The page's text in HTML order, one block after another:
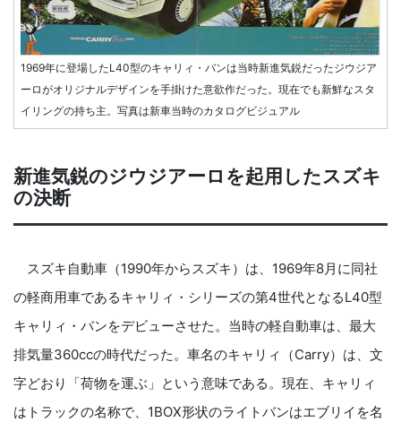
1969年に登場したL40型のキャリィ・バンは当時新進気鋭だったジウジア
ーロがオリジナルデザインを手掛けた意欲作だった。現在でも新鮮なスタ
イリングの持ち主。写真は新車当時のカタログビジュアル
新進気鋭のジウジアーロを起用したスズキ
の決断
スズキ自動車（1990年からスズキ）は、1969年8月に同社
の軽商用車であるキャリィ・シリーズの第4世代となるL40型
キャリィ・バンをデビューさせた。当時の軽自動車は、最大
排気量360ccの時代だった。車名のキャリィ（Carry）は、文
字どおり「荷物を運ぶ」という意味である。現在、キャリィ
はトラックの名称で、1BOX形状のライトバンはエブリイを名